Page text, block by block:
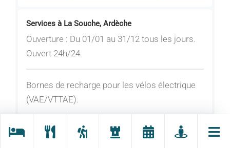
Services à La Souche, Ardèche
Ouverture : Du 01/01 au 31/12 tous les jours.
Ouvert 24h/24.
Bornes de recharge pour les vélos électrique
(VAE/VTTAE).
Signaler une erreur